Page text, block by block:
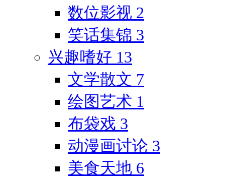
数位影视 2
笑话集锦 3
兴趣嗜好 13
文学散文 7
绘图艺术 1
布袋戏 3
动漫画讨论 3
美食天地 6